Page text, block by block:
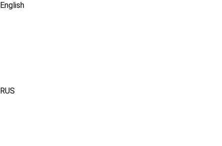
English
RUS